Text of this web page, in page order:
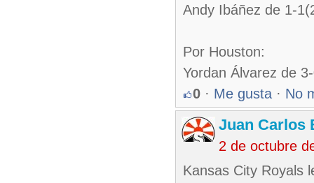
Andy Ibáñez de 1-
Por Houston:
Yordan Álvarez de
0 · Me gusta · No
Juan Carlos
2 de octubre
Kansas City Royals